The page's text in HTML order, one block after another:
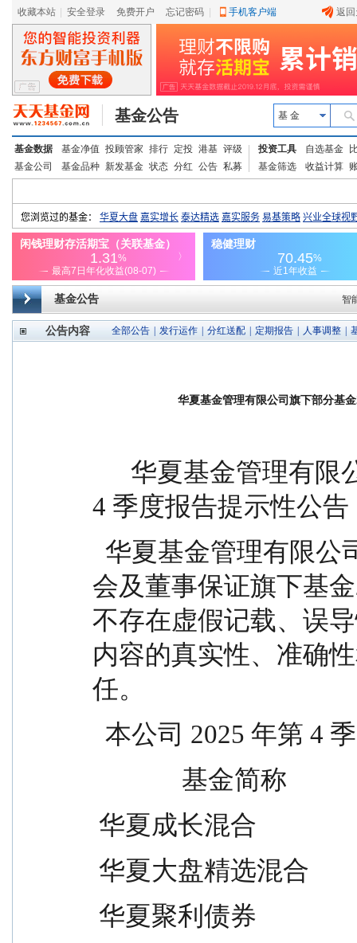
收藏本站 安全登录 免费开户 忘记密码 手机客户端 返
基金公告 基 金
基金数据 基金净值 投顾管家 排行 定投 港基 评级
基金公司
基金品种 新发基金 状态 分红 公告 私募
投资工具 自选基金
基金筛选
收益计算
基金公告 智
公告内容 全部公告 发行运作 分红送配 定期报告 人事调整
华夏基金管理有限公司旗下部分基
4 季度报告提示性公告
会及董事保证旗下基
不存在虚假记载、误
内容的真实性、准确
任。
本公司 2025 年第
基金简称
华夏成长混合
华夏大盘精选混合
华夏聚利债券